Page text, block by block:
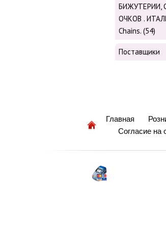
БИЖУТЕРИИ,
ОЧКОВ .
Chains. (54)
Поставщики
Главная
Согласие на